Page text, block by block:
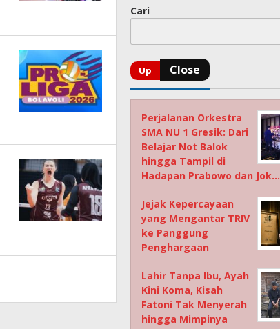
Cari
Perjalanan Orkestra
SMA NU 1 Gresik: Dari
Belajar Not Balok
hingga Tampil di
Hadapan Prabowo dan Jok…
Jejak Kepercayaan
yang Mengantar TRIV
ke Panggung
Penghargaan
Lahir Tanpa Ibu, Ayah
Kini Koma, Kisah
Fatoni Tak Menyerah
hingga Mimpinya